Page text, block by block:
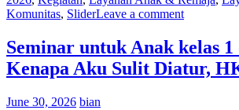
Komunitas, SliderLeave a comment
Seminar untuk Anak kelas 1
Kenapa Aku Sulit Diatur,
June 30, 2026 bian